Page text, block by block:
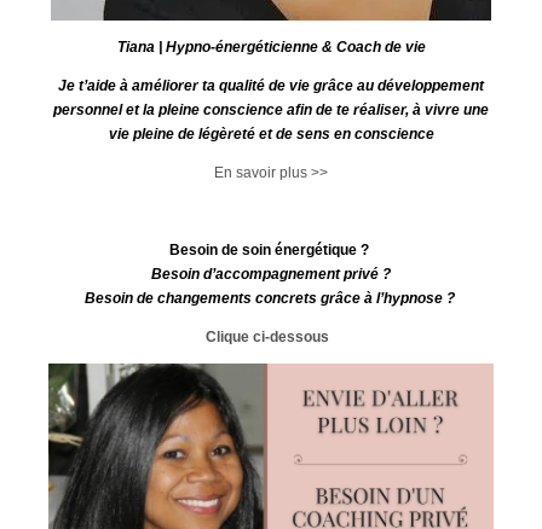
Tiana | Hypno-énergéticienne & Coach de vie
Je t’aide à améliorer ta qualité de vie grâce au développement
personnel et la pleine conscience afin de te réaliser, à vivre une
vie pleine de légèreté et de sens en conscience
En savoir plus >>
Besoin de soin énergétique ?
Besoin d’accompagnement privé ?
Besoin de changements concrets grâce à l’hypnose ?
Clique ci-dessous